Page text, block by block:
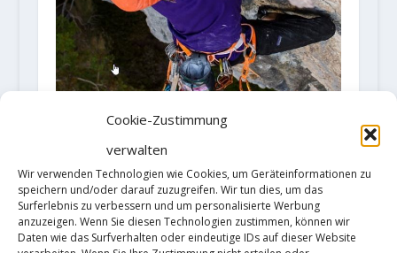
Cookie-Zustimmung
verwalten
Wir verwenden Technologien wie Cookies, um Geräteinformationen zu
speichern und/oder darauf zuzugreifen. Wir tun dies, um das
Surferlebnis zu verbessern und um personalisierte Werbung
anzuzeigen. Wenn Sie diesen Technologien zustimmen, können wir
Daten wie das Surfverhalten oder eindeutige IDs auf dieser Website
Klemen Becan klettert "Roctrip",
200m, 8c+
2. Mai 2018